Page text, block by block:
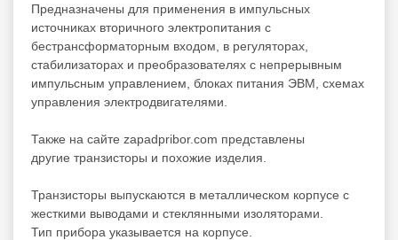
Предназначены для применения в импульсных
источниках вторичного электропитания с
бестрансформаторным входом, в регуляторах,
стабилизаторах и преобразователях с непрерывным
импульсным управлением, блоках питания ЭВМ, схемах
управления электродвигателями.
Также на сайте zapadpribor.com представлены
другие транзисторы и похожие изделия.
Транзисторы выпускаются в металлическом корпусе с
жесткими выводами и стеклянными изоляторами.
Тип прибора указывается на корпусе.